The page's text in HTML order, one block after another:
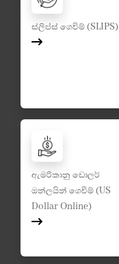
ස්ලිප්ස් ගෙවීම් (SLIPS)
ඇමරිකානු ඩොලර්
ඔන්ලයින් ගෙවීම් (US
Dollar Online)